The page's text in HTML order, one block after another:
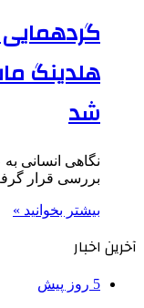
هلدینگ
شد
نگاهی انسانی
بررسی قرار
بیشتر بخوانید »
آخرین اخبار
5 روز پیش